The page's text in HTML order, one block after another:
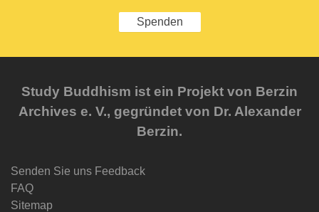
Spenden
Study Buddhism ist ein Projekt von Berzin
Archives e. V., gegründet von Dr. Alexander
Berzin.
Senden Sie uns Feedback
FAQ
Sitemap